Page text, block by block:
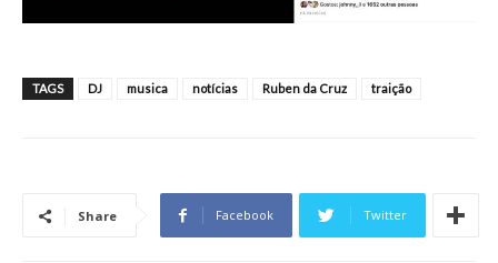
TAGS DJ musica notícias Ruben da Cruz traição
Share Facebook Twitter